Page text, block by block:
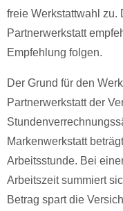
freie Werkstattwahl zu.
Partnerwerkstatt
Empfehlung folgen.
Der Grund für den
Partnerwerkstatt der
Markenwerkstatt
Arbeitsstunde. Bei
Arbeitszeit summiert
Betrag spart die